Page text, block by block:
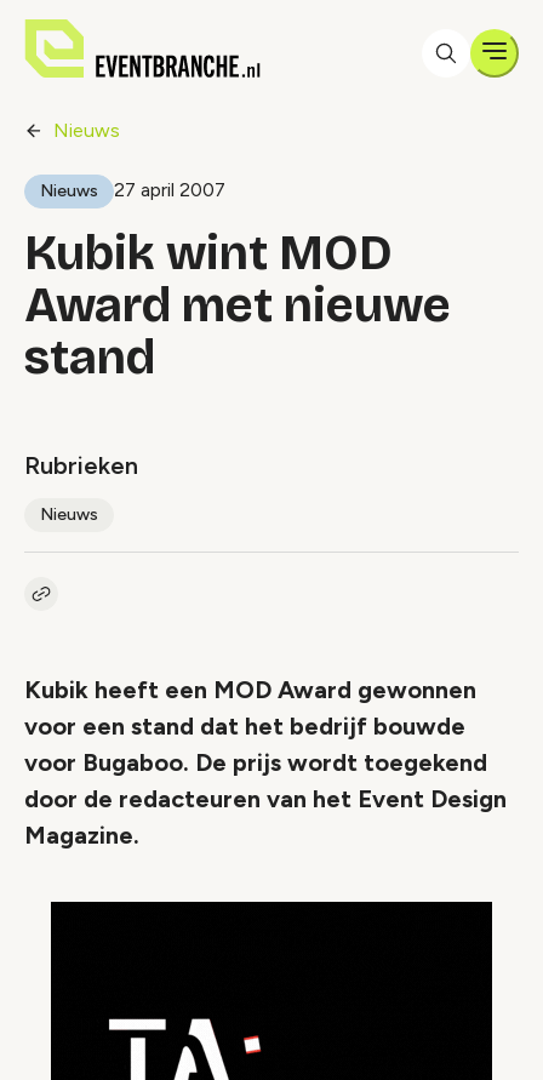
Nieuws
Nieuws 27 april 2007
Kubik wint MOD
Award met nieuwe
stand
Rubrieken
Nieuws
Kopieer link naar artikel
Kubik heeft een MOD Award gewonnen
voor een stand dat het bedrijf bouwde
voor Bugaboo. De prijs wordt toegekend
door de redacteuren van het Event Design
Magazine.